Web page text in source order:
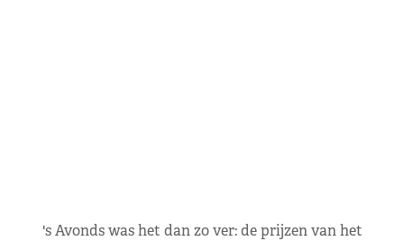
's Avonds was het dan zo ver: de prijzen van het